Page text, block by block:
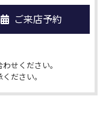
ご来店予約
せください。
ださい。